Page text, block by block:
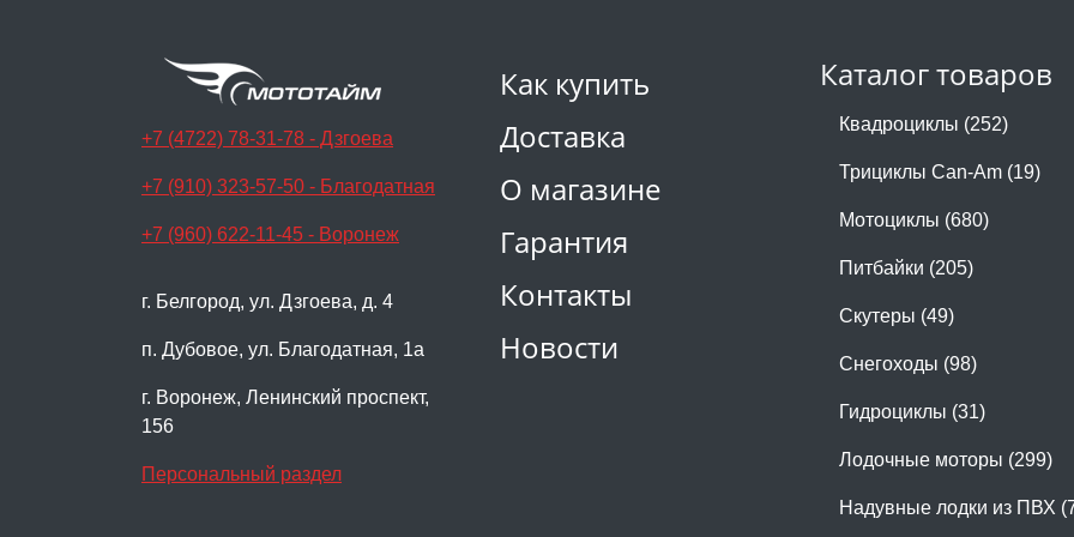
Как купить
Доставка
О магазине
Гарантия
Контакты
Новости
Каталог товаров
Квадроциклы (252)
Трициклы Can-Am (19)
Мотоциклы (680)
Питбайки (205)
Скутеры (49)
Снегоходы (98)
Гидроциклы (31)
Лодочные моторы (299)
Надувные лодки из ПВХ
+7 (4722) 78-31-78 - Дзгоева
+7 (910) 323-57-50 - Благодатная
+7 (960) 622-11-45 - Воронеж
г. Белгород, ул. Дзгоева, д. 4
п. Дубовое, ул. Благодатная, 1а
г. Воронеж, Ленинский проспект,
156
Персональный раздел